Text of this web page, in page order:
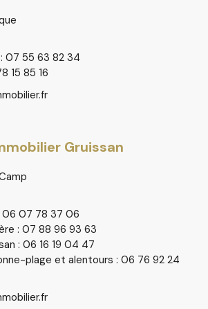
07 55 63 82 34
15 85 16
Gruissan
06 07 78 37 06
: 07 88 96 93 63
: 06 16 19 04 47
plage et alentours : 06 76 92 24